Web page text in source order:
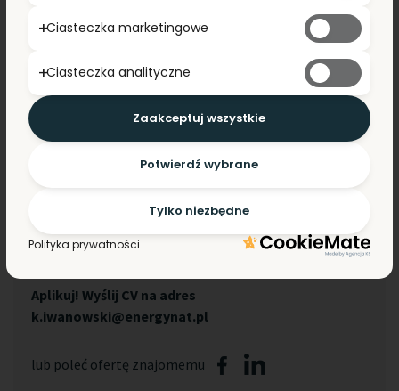
Pracę hybrydową
Możliwość rozwoju zawodowego dzięki licznym
szkoleniom
Benefity pozapłacowe, w tym opieka medyczna
oraz dofinansowanie do zajęć sportowych
Wyjazdy szkoleniowe i integracyjne
kontakt z zarządem
wpływ na strategię firmy
Aplikuj! Wyślij CV na adres
k.iwanowski@energynat.pl
lub poleć ofertę znajomemu
Ciasteczka marketingowe
Ciasteczka analityczne
Tylko niezbędne
Potwierdź wybrane
Zaakceptuj wszystkie
Polityka prywatności